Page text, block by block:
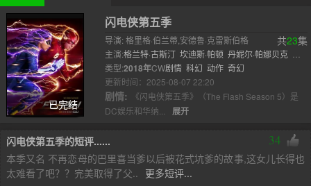
已完结
闪电侠第五季
共23集
导演: 格里格·伯兰蒂,安德鲁·克雷斯伯格
主演:格兰特·古斯汀 坎迪斯·帕顿 丹妮尔·帕娜贝克
洛斯·瓦尔德斯 汤姆·卡瓦纳夫 杰西·马丁
尔 丹尼尔·..
类型:2018年CW剧情 科幻 动作 奇幻
更新时间：2025-08-07 22:20
剧情:
《闪电侠第五季》（The Flash Season 5）是
DC娱乐和华纳...
展开
闪电侠第五季的短评...... 34
本季又名 不再恋母的巴里喜当爹以后被花式坑爹的故事,这女儿长得也
太难看了吧？？完美取得了父.. 更多短评...